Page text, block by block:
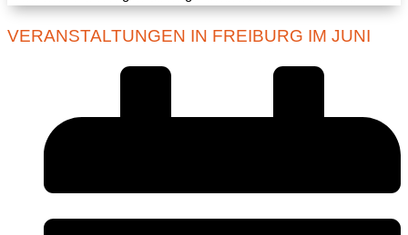
VERANSTALTUNGEN IN FREIBURG IM JUNI